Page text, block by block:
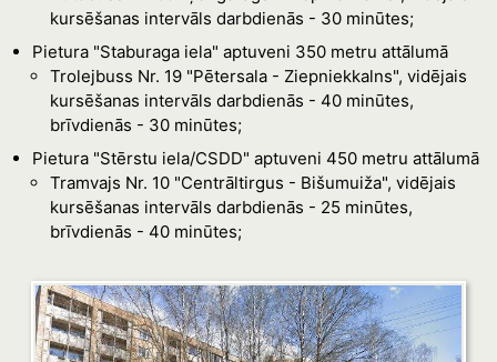
kursēšanas intervāls darbdienās - 30 minūtes;
Pietura "Staburaga iela" aptuveni 350 metru attālumā
Trolejbuss Nr. 19 "Pētersala - Ziepniekkalns", vidējais
kursēšanas intervāls darbdienās - 40 minūtes,
brīvdienās - 30 minūtes;
Pietura "Stērstu iela/CSDD" aptuveni 450 metru attālumā
Tramvajs Nr. 10 "Centrāltirgus - Bišumuiža", vidējais
kursēšanas intervāls darbdienās - 25 minūtes,
brīvdienās - 40 minūtes;